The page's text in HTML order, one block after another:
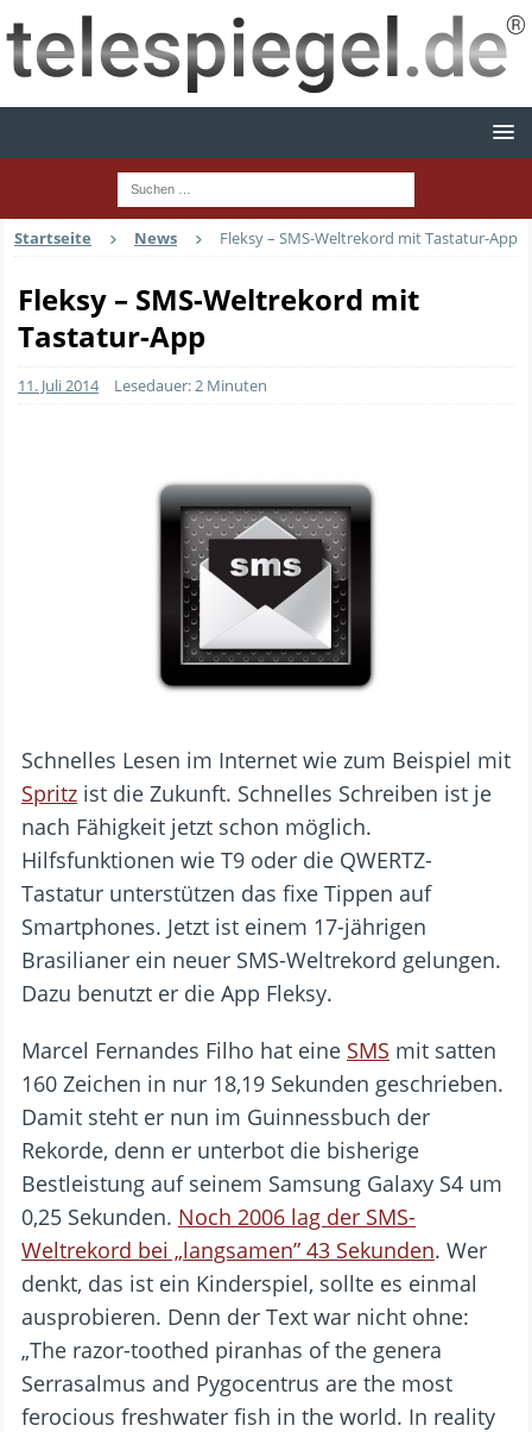
Startseite News Fleksy – SMS-Weltrekord mit Tastatur-App
Fleksy – SMS-Weltrekord mit
Tastatur-App
11. Juli 2014 Lesedauer: 2 Minuten
Schnelles Lesen im Internet wie zum Beispiel mit
Spritz ist die Zukunft. Schnelles Schreiben ist je
nach Fähigkeit jetzt schon möglich.
Hilfsfunktionen wie T9 oder die QWERTZ-
Tastatur unterstützen das fixe Tippen auf
Smartphones. Jetzt ist einem 17-jährigen
Brasilianer ein neuer SMS-Weltrekord gelungen.
Dazu benutzt er die App Fleksy.
Marcel Fernandes Filho hat eine SMS mit satten
160 Zeichen in nur 18,19 Sekunden geschrieben.
Damit steht er nun im Guinnessbuch der
Rekorde, denn er unterbot die bisherige
Bestleistung auf seinem Samsung Galaxy S4 um
0,25 Sekunden. Noch 2006 lag der SMS-
Weltrekord bei „langsamen” 43 Sekunden. Wer
denkt, das ist ein Kinderspiel, sollte es einmal
ausprobieren. Denn der Text war nicht ohne:
„The razor-toothed piranhas of the genera
Serrasalmus and Pygocentrus are the most
ferocious freshwater fish in the world. In reality